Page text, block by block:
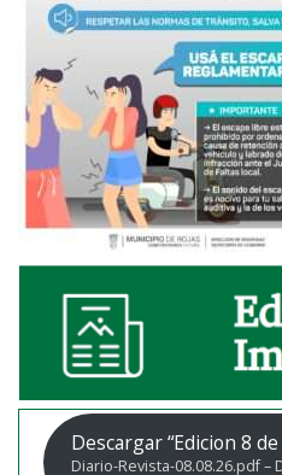
Descargar “Edicion 8
Diario-Revista-08.08.26.pdf –